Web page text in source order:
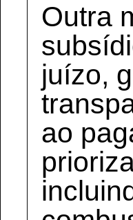
Outra
juízo,
ao